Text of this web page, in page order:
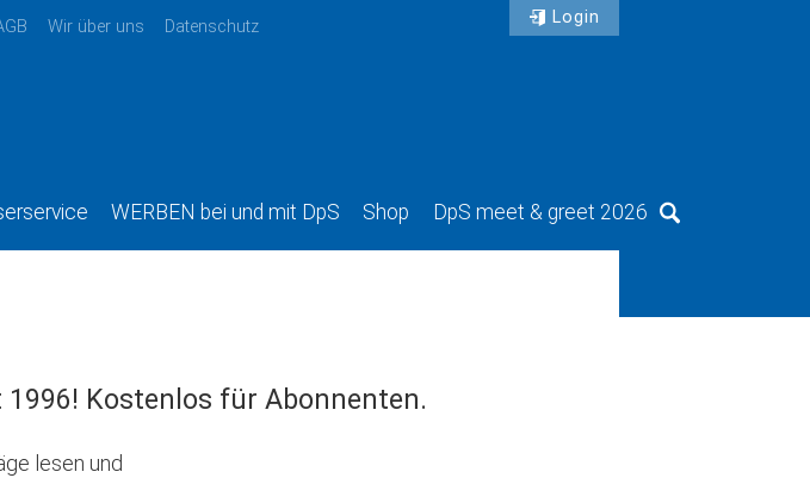
Wir über uns Datenschutz Login
WERBEN bei und mit DpS Shop DpS meet & greet 2026 Suche
Kostenlos für Abonnenten.
lesen und